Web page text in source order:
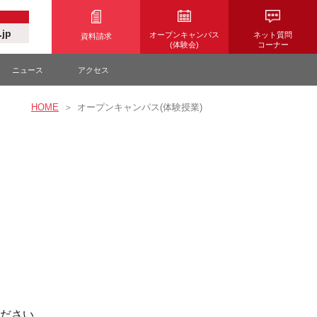
資料請求
オープンキャンパス
(体験会)
ネット質問
コーナー
ニュース アクセス
HOME オープンキャンパス(体験授業)